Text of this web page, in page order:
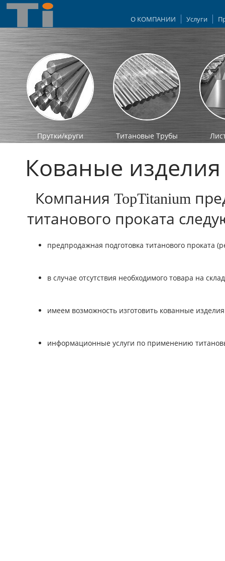
О КОМПАНИИ Услуги
Прутки/круги Титановые Трубы
Кованые изделия
Компания TopTitanium
титанового проката
предпродажная подготовка титанового проката
в случае отсутствия необходимого товара на
имеем возможность изготовить кованные
информационные услуги по применению